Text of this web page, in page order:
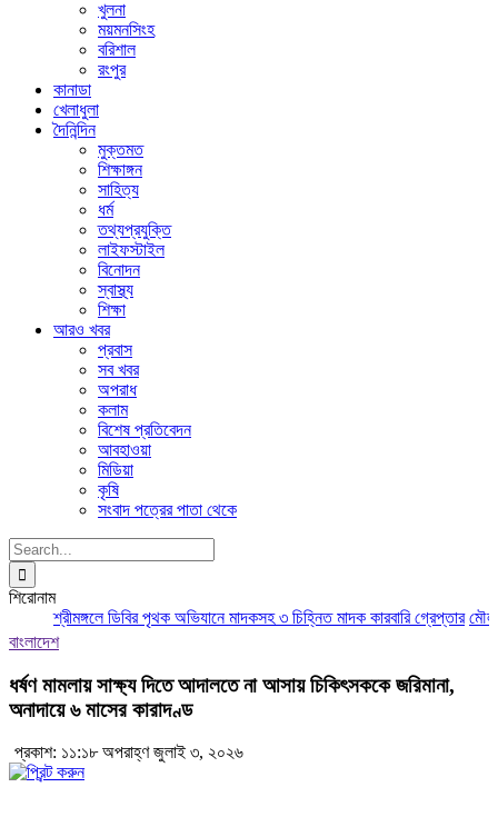
খুলনা
ময়মনসিংহ
বরিশাল
রংপুর
কানাডা
খেলাধুলা
দৈনিন্দিন
মুক্তমত
শিক্ষাঙ্গন
সাহিত্য
ধর্ম
তথ্যপ্রযুক্তি
লাইফস্টাইল
বিনোদন
স্বাস্থ্য
শিক্ষা
আরও খবর
প্রবাস
সব খবর
অপরাধ
কলাম
বিশেষ প্রতিবেদন
আবহাওয়া
মিডিয়া
কৃষি
সংবাদ পত্রের পাতা থেকে
Search
for:
শিরোনাম
শ্রীমঙ্গলে ডিবির পৃথক অভিযানে মাদকসহ ৩ চিহ্নিত মাদক কারবারি গ্রেপ্তার
বাংলাদেশ
ধর্ষণ মামলায় সাক্ষ্য দিতে আদালতে না আসায় চিকিৎসককে জরিমানা,
অনাদায়ে ৬ মাসের কারাদণ্ড
প্রকাশ: ১১:১৮ অপরাহ্ণ জুলাই ৩, ২০২৬